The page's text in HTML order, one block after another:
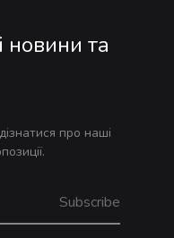
новини та
про наші